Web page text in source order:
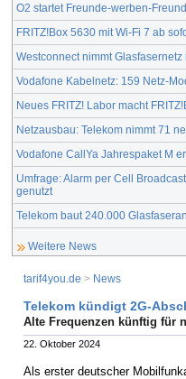
O2 startet Freunde-werben-
FRITZ!Box 5630 mit Wi-Fi 7 ab
Westconnect nimmt
Vodafone Kabelnetz: 159 Netz-
Neues FRITZ! Labor macht
Netzausbau: Telekom nimmt 71
Vodafone CallYa Jahrespaket M
Umfrage: Alarm per Cell
genutzt
Telekom baut 240.000
Weitere News
tarif4you.de > News
Telekom kündigt 2G-
Alte Frequenzen künftig für
22. Oktober 2024
Als erster deutscher